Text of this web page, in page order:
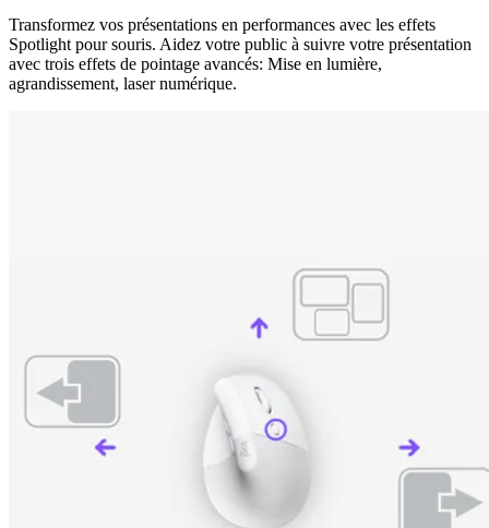
Transformez vos présentations en performances avec les effets
Spotlight pour souris. Aidez votre public à suivre votre présentation
avec trois effets de pointage avancés: Mise en lumière,
agrandissement, laser numérique.